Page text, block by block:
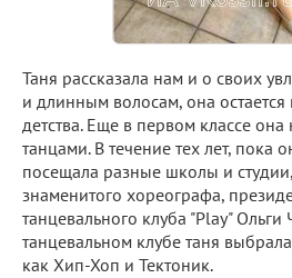
Таня рассказала нам и о своих
и длинным волосам, она остается
детства. Еще в первом классе она
танцами. В течение тех лет, пока
посещала разные школы и
знаменитого хореографа,
танцевального клуба "Play"
танцевальном клубе таня
как Хип-Хоп и Тектоник.